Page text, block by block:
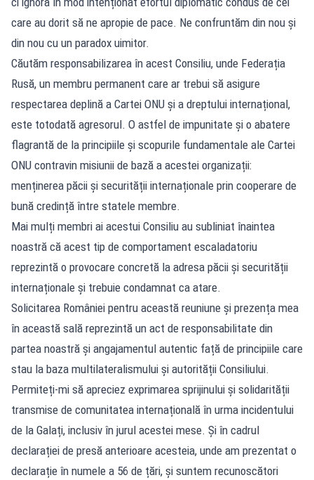
care au dorit să ne apropie de pace. Ne confruntăm din nou și
din nou cu un paradox uimitor.
Căutăm responsabilizarea în acest Consiliu, unde Federația
Rusă, un membru permanent care ar trebui să asigure
respectarea deplină a Cartei ONU și a dreptului internațional,
este totodată agresorul. O astfel de impunitate și o abatere
flagrantă de la principiile și scopurile fundamentale ale Cartei
ONU contravin misiunii de bază a acestei organizații:
menținerea păcii și securității internaționale prin cooperare de
bună credință între statele membre.
Mai mulți membri ai acestui Consiliu au subliniat înaintea
noastră că acest tip de comportament escaladatoriu
reprezintă o provocare concretă la adresa păcii și securității
internaționale și trebuie condamnat ca atare.
Solicitarea României pentru această reuniune și prezența mea
în această sală reprezintă un act de responsabilitate din
partea noastră și angajamentul autentic față de principiile care
stau la baza multilateralismului și autorității Consiliului.
Permiteți-mi să apreciez exprimarea sprijinului și solidarității
transmise de comunitatea internațională în urma incidentului
de la Galați, inclusiv în jurul acestei mese. Și în cadrul
declarației de presă anterioare acesteia, unde am prezentat o
declarație în numele a 56 de țări, și suntem recunoscători